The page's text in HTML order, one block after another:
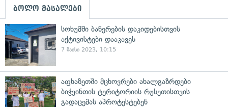
ბოლო მასალები
სოხუმში ბანერების დაკიდებისთვის
აქტივისტები დააკავეს
7 მაისი 2023, 10:15
აფხაზეთში მცხოვრები ახალგაზრდები
ბიჭვინთის ტერიტორიის რუსეთისთვის
გადაცემას აპროტესტებენ